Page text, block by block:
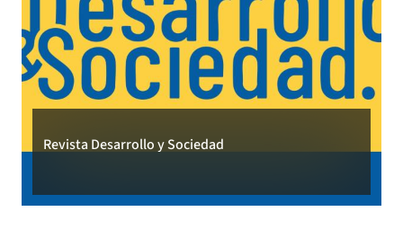
Revista Desarrollo y Sociedad